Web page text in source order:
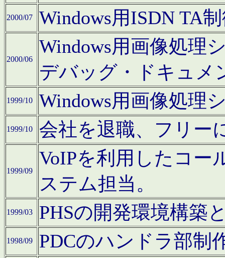
2000/07 Windows用ISDN TA
2000/06
Windows用画像処理
デバッグ・ドキュメ
1999/10 Windows用画像処理
1999/10 会社を退職、フリー
1999/09
VoIPを利用したコー
ステム担当。
1999/03 PHSの開発環境構築
1998/09 PDCのハンドラ部制